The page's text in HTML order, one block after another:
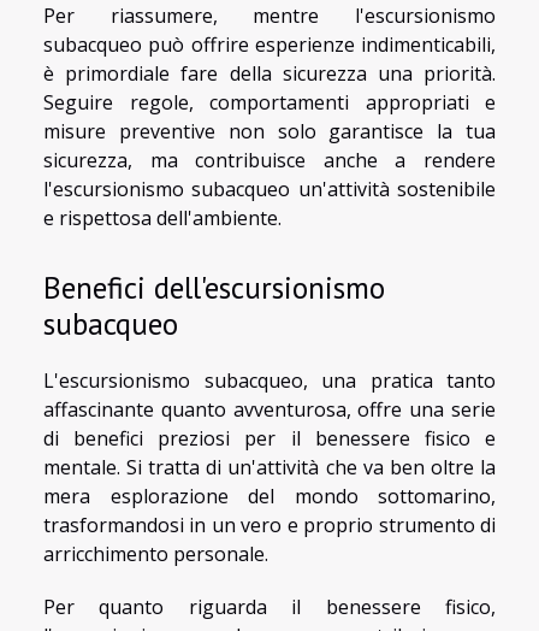
Per riassumere, mentre l'escursionismo
subacqueo può offrire esperienze indimenticabili,
è primordiale fare della sicurezza una priorità.
Seguire regole, comportamenti appropriati e
misure preventive non solo garantisce la tua
sicurezza, ma contribuisce anche a rendere
l'escursionismo subacqueo un'attività sostenibile
e rispettosa dell'ambiente.
Benefici dell'escursionismo
subacqueo
L'escursionismo subacqueo, una pratica tanto
affascinante quanto avventurosa, offre una serie
di benefici preziosi per il benessere fisico e
mentale. Si tratta di un'attività che va ben oltre la
mera esplorazione del mondo sottomarino,
trasformandosi in un vero e proprio strumento di
arricchimento personale.
Per quanto riguarda il benessere fisico,